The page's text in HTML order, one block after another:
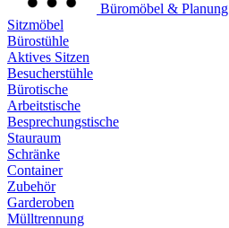
Büromöbel & Planung
Sitzmöbel
Bürostühle
Aktives Sitzen
Besucherstühle
Bürotische
Arbeitstische
Besprechungstische
Stauraum
Schränke
Container
Zubehör
Garderoben
Mülltrennung